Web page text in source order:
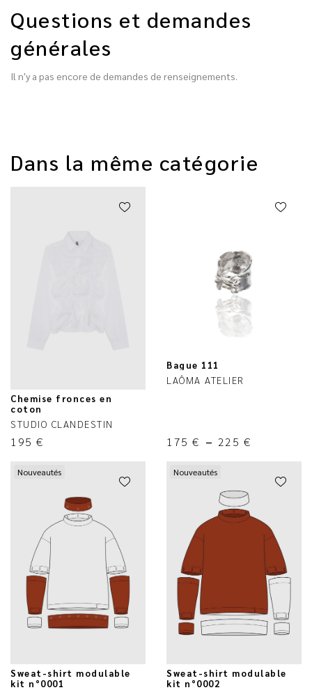
Questions et demandes
générales
Il n'y a pas encore de demandes de renseignements.
Dans la même catégorie
Chemise fronces en
coton
STUDIO CLANDESTIN
195 €
Bague 111
LAÔMA ATELIER
175 € – 225 €
Nouveautés
Sweat-shirt modulable
kit n°0001
Nouveautés
Sweat-shirt modulable
kit n°0002